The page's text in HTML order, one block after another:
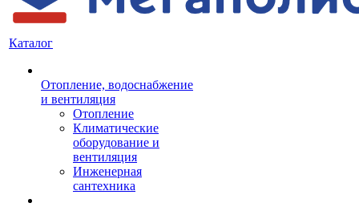
Каталог
Отопление, водоснабжение
и вентиляция
Отопление
Климатические
оборудование и
вентиляция
Инженерная
сантехника